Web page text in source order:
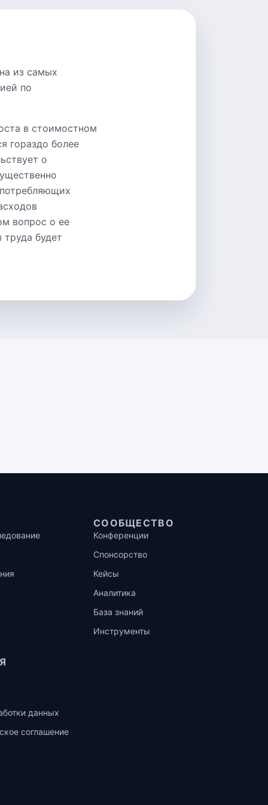
из самых
по
в стоимостном
гораздо более
о
вопрос о ее
будет
СООБЩЕСТВО
Конференции
Спонсорство
Кейсы
Аналитика
База знаний
Инструменты
данных
соглашение